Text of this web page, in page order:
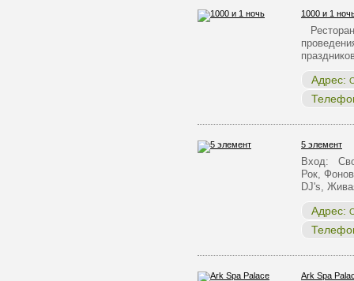
1000 и 1
Адрес:
5 элемент
Вход:
Рок,
DJ's,
Адрес:
Ark Spa